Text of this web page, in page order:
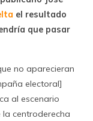
el resultado
que pasar
no aparecieran
electoral]
al escenario
centroderecha